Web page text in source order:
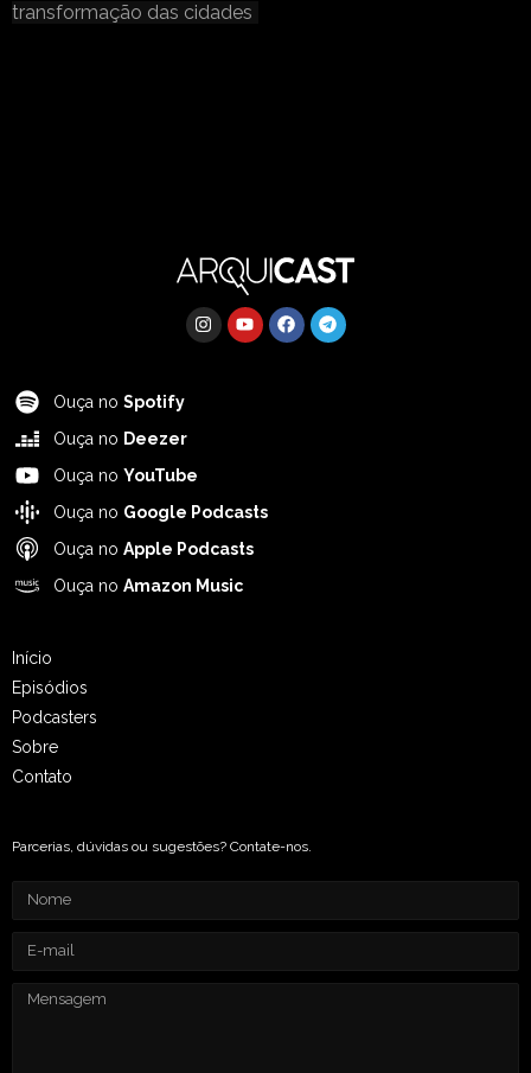
transformação das cidades
Ouça no Spotify
Ouça no Deezer
Ouça no YouTube
Ouça no Google Podcasts
Ouça no Apple Podcasts
Ouça no Amazon Music
Início
Episódios
Podcasters
Sobre
Contato
Parcerias, dúvidas ou sugestões? Contate-nos.